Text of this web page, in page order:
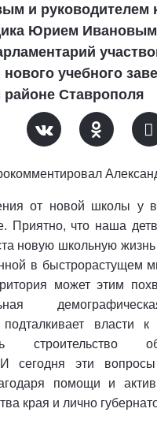
и руководителем
Юрием
учебного
районе Ставрополя
от новой школы у
Приятно, что наша
новую школьную
в быстрорастущем
может этим
власти к
строительство
И сегодня эти
помощи и
края и лично